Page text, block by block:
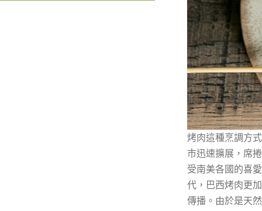
烤肉這種烹調方
市迅速擴展，席
受南美各國的喜
代，巴西烤肉更
傳播。由於是天